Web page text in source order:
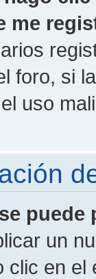
me
foro, si
uso
puede
un
clic en el